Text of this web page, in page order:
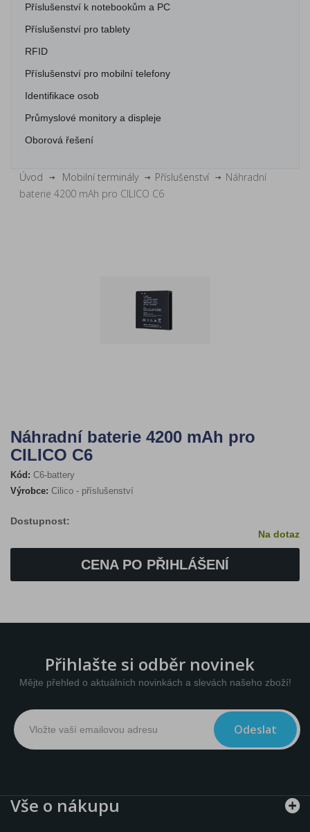
Příslušenství k notebookům a PC
Příslušenství pro tablety
RFID
Příslušenství pro mobilní telefony
Identifikace osob
Průmyslové monitory a displeje
Oborová řešení
Úvod Mobilní terminály Příslušenství
Náhradní
baterie 4200 mAh pro CILICO C6
Náhradní baterie 4200 mAh pro
CILICO C6
Kód: C6-battery
Výrobce: Cilico - příslušenství
Dostupnost:
Na dotaz
CENA PO PŘIHLÁŠENÍ
Přihlašte si odběr novinek
Mějte přehled o aktuálních novinkách a slevách našeho zboží!
Odeslat
Vše o nákupu